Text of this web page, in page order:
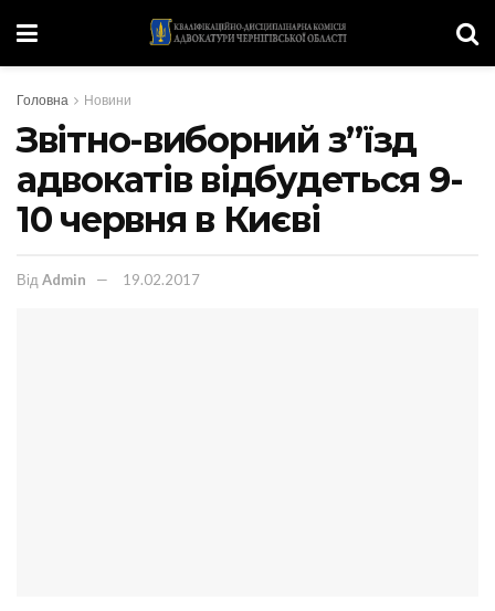
Головна Новини
Звітно-виборний з”їзд
адвокатів відбудеться 9-
10 червня в Києві
Від Admin 19.02.2017